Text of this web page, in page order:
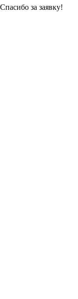
Спасибо за заявку!